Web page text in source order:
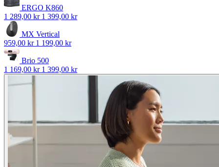
ERGO K860
1 289,00 kr 1 399,00 kr
MX Vertical
959,00 kr 1 199,00 kr
Brio 500
1 169,00 kr 1 399,00 kr